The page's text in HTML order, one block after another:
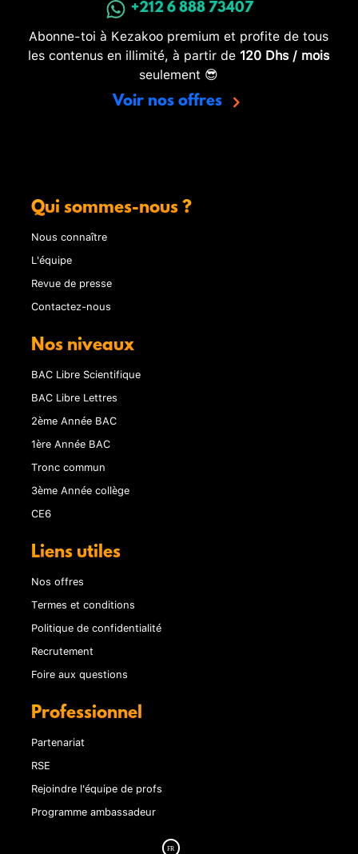
+212 6 888 73407
Abonne-toi à Kezakoo premium et profite de tous
les contenus en illimité, à partir de 120 Dhs / mois
seulement 😎
Voir nos offres
Qui sommes-nous ?
Nous connaître
L'équipe
Revue de presse
Contactez-nous
Nos niveaux
BAC Libre Scientifique
BAC Libre Lettres
2ème Année BAC
1ère Année BAC
Tronc commun
3ème Année collège
CE6
Liens utiles
Nos offres
Termes et conditions
Politique de confidentialité
Recrutement
Foire aux questions
Professionnel
Partenariat
RSE
Rejoindre l'équipe de profs
Programme ambassadeur